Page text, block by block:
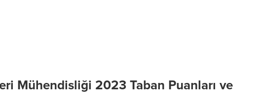
Mühendisliği 2023 Taban Puanları ve